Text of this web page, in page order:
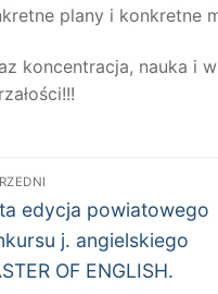
plany i konkretne
koncentracja, nauka i
edycja powiatowego
j. angielskiego
OF ENGLISH.